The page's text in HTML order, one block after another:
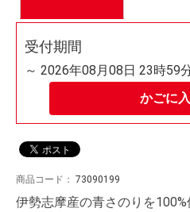
かごに
受付期間
～ 2026年08月08日 23時59
商品コード： 73090199
伊勢志摩産の青さのりを